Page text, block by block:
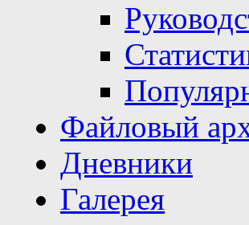
Файловый
Дневники
Галерея